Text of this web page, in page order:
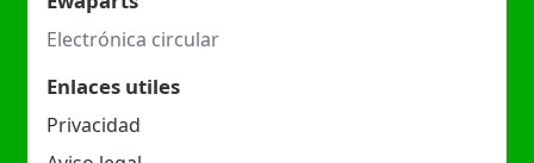
Electrónica circular
Enlaces utiles
Privacidad